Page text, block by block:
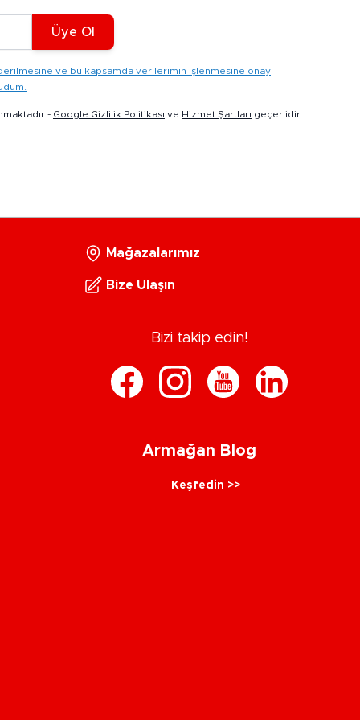
Üye Ol
ve bu kapsamda verilerimin işlenmesine onay
- Google Gizlilik Politikası ve Hizmet Şartları geçerlidir.
Mağazalarımız
Bize Ulaşın
Bizi takip edin!
Armağan Blog
Keşfedin >>